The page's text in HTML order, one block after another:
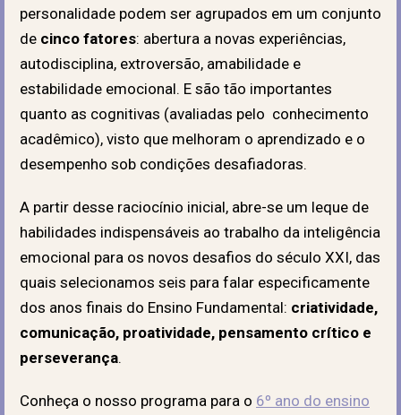
personalidade podem ser agrupados em um conjunto
de cinco fatores: abertura a novas experiências,
autodisciplina, extroversão, amabilidade e
estabilidade emocional. E são tão importantes
quanto as cognitivas (avaliadas pelo conhecimento
acadêmico), visto que melhoram o aprendizado e o
desempenho sob condições desafiadoras.
A partir desse raciocínio inicial, abre-se um leque de
habilidades indispensáveis ao trabalho da inteligência
emocional para os novos desafios do século XXI, das
quais selecionamos seis para falar especificamente
dos anos finais do Ensino Fundamental: criatividade,
comunicação, proatividade, pensamento crítico e
perseverança.
Conheça o nosso programa para o 6º ano do ensino